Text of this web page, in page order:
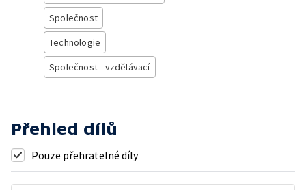
Společnost
Technologie
Společnost - vzdělávací
Přehled dílů
Pouze přehratelné díly